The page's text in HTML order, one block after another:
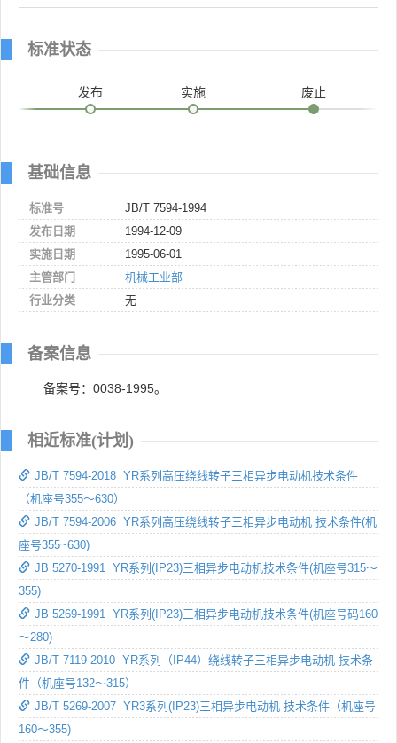
标准状态
发布 实施 废止
基础信息
标准号
JB/T 7594-1994
发布日期
1994-12-09
实施日期
1995-06-01
主管部门
机械工业部
行业分类
无
备案信息
备案号：0038-1995。
相近标准(计划)
JB/T 7594-2018 YR系列高压绕线转子三相异步电动机技术条件
（机座号355～630）
JB/T 7594-2006 YR系列高压绕线转子三相异步电动机 技术条件(机
座号355~630)
JB 5270-1991 YR系列(IP23)三相异步电动机技术条件(机座号315～
355)
JB 5269-1991 YR系列(IP23)三相异步电动机技术条件(机座号码160
～280)
JB/T 7119-2010 YR系列（IP44）绕线转子三相异步电动机 技术条
件（机座号132～315）
JB/T 5269-2007 YR3系列(IP23)三相异步电动机 技术条件（机座号
160～355)